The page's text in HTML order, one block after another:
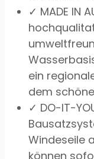
✓ MADE IN
ein
dem
✓ DO-IT-
Windeseile
können